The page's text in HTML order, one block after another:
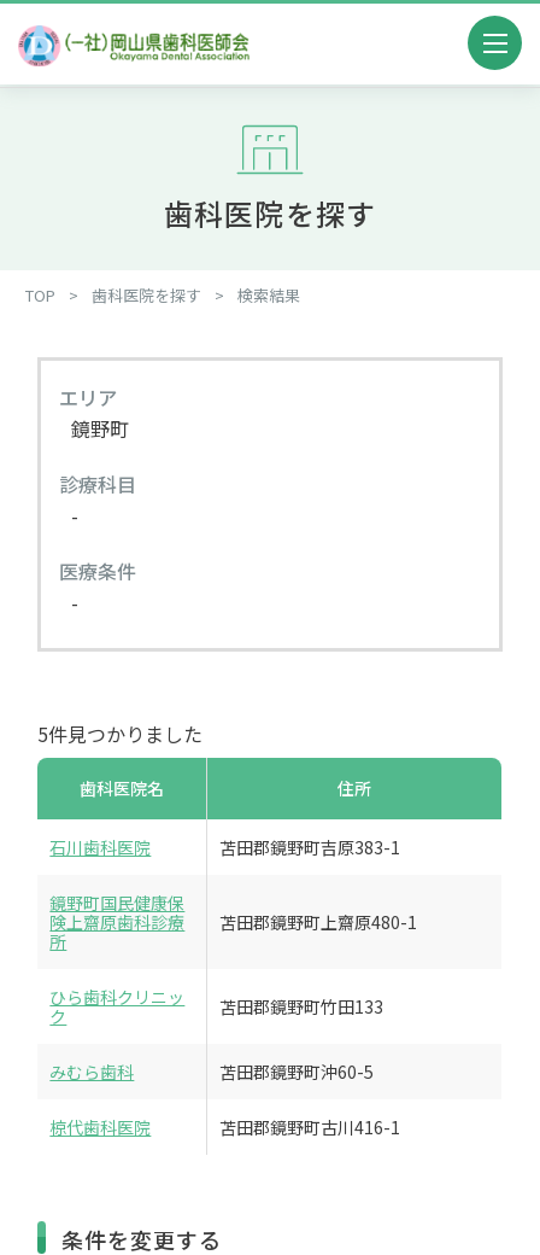
歯科医院を探す
TOP > 歯科医院を探す > 検索結果
エリア
鏡野町
診療科目
-
医療条件
-
5件見つかりました
歯科医院名 住所
石川歯科医院 苫田郡鏡野町吉原383-1
鏡野町国民健康保
険上齋原歯科診療
所
苫田郡鏡野町上齋原480-1
ひら歯科クリニッ
ク
苫田郡鏡野町竹田133
みむら歯科 苫田郡鏡野町沖60-5
椋代歯科医院 苫田郡鏡野町古川416-1
条件を変更する